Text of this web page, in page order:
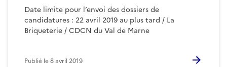
Date limite pour l’envoi des dossiers de
candidatures : 22 avril 2019 au plus tard / La
Briqueterie / CDCN du Val de Marne
Publié le8 avril 2019